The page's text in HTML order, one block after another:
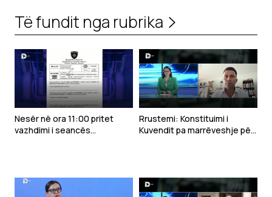
Të fundit nga rubrika
Nesër në ora 11:00 pritet
vazhdimi i seancës
Rrustemi: Konstituimi i
Kuvendit pa marrëveshje për